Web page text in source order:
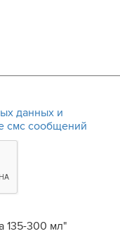
данных и
смс сообщений
135-300 мл"